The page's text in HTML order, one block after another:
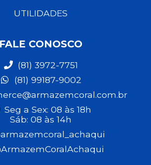
UTILIDADES
FALE CONOSCO
(81) 3972-7751
(81) 99187-9002
Seg a Sex: 08 às 18h
Sáb: 08 às 14h